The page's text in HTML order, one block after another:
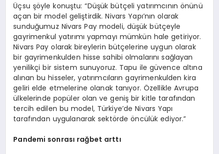
Üçsu şöyle konuştu: “Düşük bütçeli yatırımcının önünü
açan bir model geliştirdik. Nivars Yapı’nın olarak
sunduğumuz Nivars Pay modeli, düşük bütçeyle
gayrimenkul yatırımı yapmayı mümkün hale getiriyor.
Nivars Pay olarak bireylerin bütçelerine uygun olarak
bir gayrimenkulden hisse sahibi olmalarını sağlayan
yenilikçi bir sistem sunuyoruz. Tapu ile güvence altına
alınan bu hisseler, yatırımcıların gayrimenkulden kira
geliri elde etmelerine olanak tanıyor. Özellikle Avrupa
ülkelerinde popüler olan ve geniş bir kitle tarafından
tercih edilen bu model, Türkiye’de Nivars Yapı
tarafından uygulanarak sektörde öncülük ediyor.”
Pandemi sonrası rağbet arttı